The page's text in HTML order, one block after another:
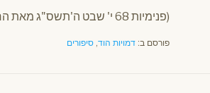
(פנימיות 68 י' שבט ה'תשס"ג מאת הרב שלום דב וולפא)
פורסם ב: דמויות הוד, סיפורים